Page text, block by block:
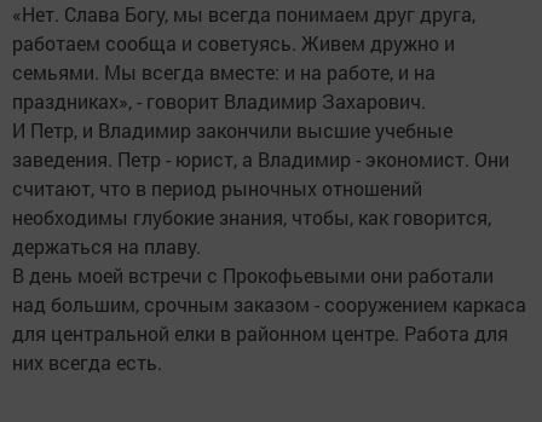
«Нет. Слава Богу, мы всегда понимаем друг друга,
работаем сообща и советуясь. Живем дружно и
семьями. Мы всегда вместе: и на работе, и на
праздниках», - говорит Владимир Захарович.
И Петр, и Владимир закончили высшие учебные
заведения. Петр - юрист, а Владимир - экономист. Они
считают, что в период рыночных отношений
необходимы глубокие знания, чтобы, как говорится,
держаться на плаву.
В день моей встречи с Прокофьевыми они работали
над большим, срочным заказом - сооружением каркаса
для центральной елки в районном центре. Работа для
них всегда есть.